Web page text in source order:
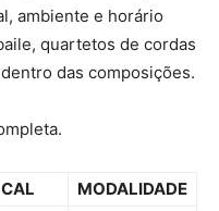
ambiente e horário
quartetos de cordas
das composições.
MODALIDADE